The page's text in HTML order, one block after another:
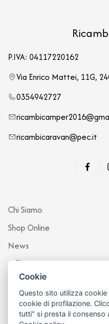
P.IVA: 04117220162
Via Enrico Mattei, 11G,
0354942727
ricambicaravan@pec.it
Chi Siamo
Shop Online
News
Officina
Cookie
Questo sito utilizza
cookie di profilazione.
tutti" si presta il consenso